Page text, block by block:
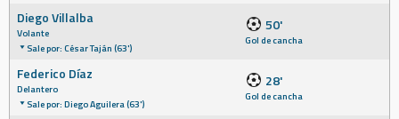
Diego Villalba
Volante
Sale por: César Taján (63')
50'
Gol de cancha
Federico Díaz
Delantero
Sale por: Diego Aguilera (63')
28'
Gol de cancha